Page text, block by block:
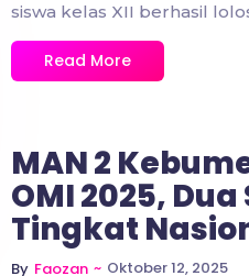
siswa kelas XII berhasil
Read More
MAN 2
OMI 2025,
Tingkat
By Faozan ~ Oktober 12, 2025